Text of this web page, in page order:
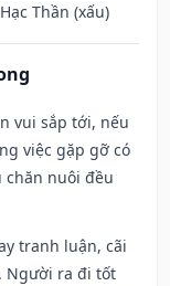
Thần (xấu)
vui sắp tới, nếu
việc gặp gỡ có
chăn nuôi đều
tranh luận, cãi
Người ra đi tốt